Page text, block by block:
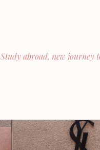
Study abroad, new journey